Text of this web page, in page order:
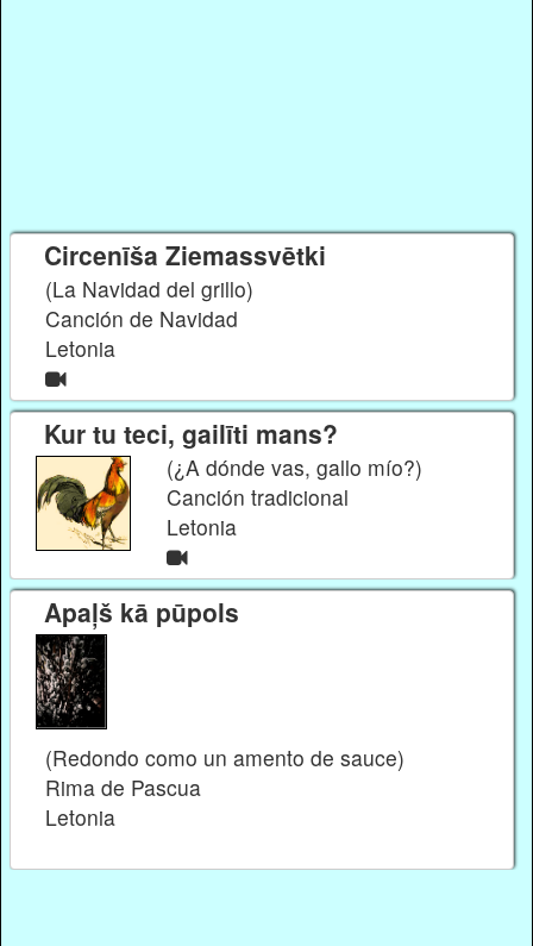
Circenīša Ziemassvētki
(La Navidad del grillo)
Canción de Navidad
Letonia
Kur tu teci, gailīti mans?
(¿A dónde vas, gallo mío?)
Canción tradicional
Letonia
Apaļš kā pūpols
(Redondo como un amento de sauce)
Rima de Pascua
Letonia